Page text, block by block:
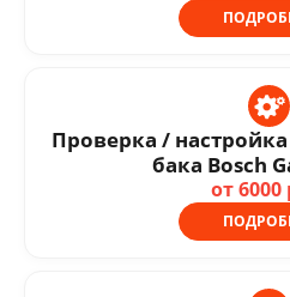
Проверка /
бака Bosch
от 6000